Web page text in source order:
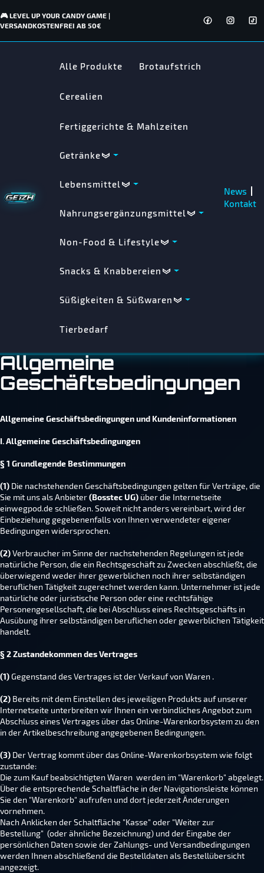
🎮 LEVEL UP YOUR CANDY GAME |
VERSANDKOSTENFREI AB 50€
Alle Produkte Brotaufstrich
Cerealien
Fertiggerichte & Mahlzeiten
Getränke
Lebensmittel
Nahrungsergänzungsmittel
Non-Food & Lifestyle
Snacks & Knabbereien
Süßigkeiten & Süßwaren
Tierbedarf
News
Kontakt
Allgemeine
Geschäftsbedingungen
Allgemeine Geschäftsbedingungen und Kundeninformationen
I. Allgemeine Geschäftsbedingungen
§ 1 Grundlegende Bestimmungen
(1) Die nachstehenden Geschäftsbedingungen gelten für Verträge, die
Sie mit uns als Anbieter(Bosstec UG) über die Internetseite
einwegpod.de schließen. Soweit nicht anders vereinbart, wird der
Einbeziehung gegebenenfalls von Ihnen verwendeter eigener
Bedingungen widersprochen.
(2)Verbraucher im Sinne der nachstehenden Regelungen ist jede
natürliche Person, die ein Rechtsgeschäft zu Zwecken abschließt, die
überwiegend weder ihrer gewerblichen noch ihrer selbständigen
beruflichen Tätigkeit zugerechnet werden kann. Unternehmer ist jede
natürliche oder juristische Person oder eine rechtsfähige
Personengesellschaft, die bei Abschluss eines Rechtsgeschäfts in
Ausübung ihrer selbständigen beruflichen oder gewerblichen Tätigkeit
handelt.
§ 2 Zustandekommen des Vertrages
(1)Gegenstand des Vertrages ist der Verkauf von Waren .
(2) Bereits mit dem Einstellen des jeweiligen Produkts auf unserer
Internetseite unterbreiten wir Ihnen ein verbindliches Angebot zum
Abschluss eines Vertrages über das Online-Warenkorbsystem zu den
in der Artikelbeschreibung angegebenen Bedingungen.
(3) Der Vertrag kommt über das Online-Warenkorbsystem wie folgt
zustande:
Die zum Kauf beabsichtigten Waren werden im "Warenkorb" abgelegt.
Über die entsprechende Schaltfläche in der Navigationsleiste können
Sie den "Warenkorb" aufrufen und dort jederzeit Änderungen
vornehmen.
Nach Anklicken der Schaltfläche "Kasse" oder "Weiter zur
Bestellung" (oder ähnliche Bezeichnung) und der Eingabe der
persönlichen Daten sowie der Zahlungs- und Versandbedingungen
werden Ihnen abschließend die Bestelldaten als Bestellübersicht
angezeigt.